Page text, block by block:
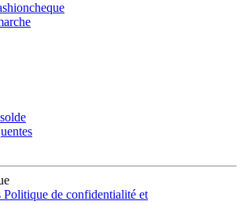
Politique de confidentialité et